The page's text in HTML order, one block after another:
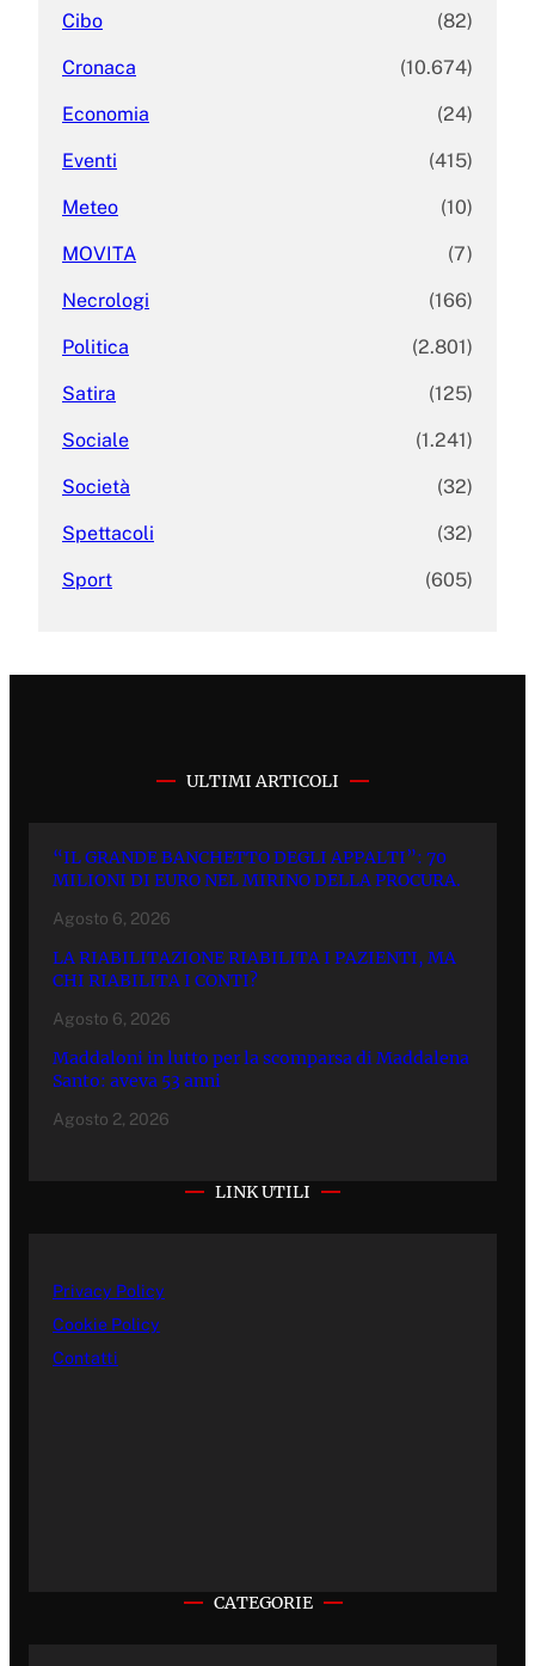
Cibo (82)
Cronaca (10.674)
Economia (24)
Eventi (415)
Meteo (10)
MOVITA (7)
Necrologi (166)
Politica (2.801)
Satira (125)
Sociale (1.241)
Società (32)
Spettacoli (32)
Sport (605)
ULTIMI ARTICOLI
“IL GRANDE BANCHETTO DEGLI APPALTI”: 70
MILIONI DI EURO NEL MIRINO DELLA PROCURA.
Agosto 6, 2026
LA RIABILITAZIONE RIABILITA I PAZIENTI, MA
CHI RIABILITA I CONTI?
Agosto 6, 2026
Maddaloni in lutto per la scomparsa di Maddalena
Santo: aveva 53 anni
Agosto 2, 2026
LINK UTILI
Privacy Policy
Cookie Policy
Contatti
CATEGORIE